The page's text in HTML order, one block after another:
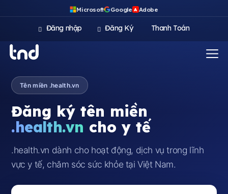
Microsoft Google A Adobe
Đăng nhập Đăng Ký Thanh Toán
Tên miền .health.vn
Đăng ký tên miền
.health.vn cho y tế
.health.vn dành cho hoạt động, dịch vụ trong lĩnh
vực y tế, chăm sóc sức khỏe tại Việt Nam.